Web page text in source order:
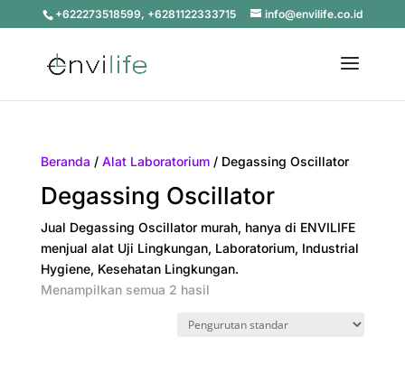
+622273518599, +6281122333715 info@envilife.co.id
Beranda / Alat Laboratorium/ Degassing Oscillator
Degassing Oscillator
Jual Degassing Oscillator murah, hanya di ENVILIFE
menjual alat Uji Lingkungan, Laboratorium, Industrial
Hygiene, Kesehatan Lingkungan.
Menampilkan semua 2 hasil